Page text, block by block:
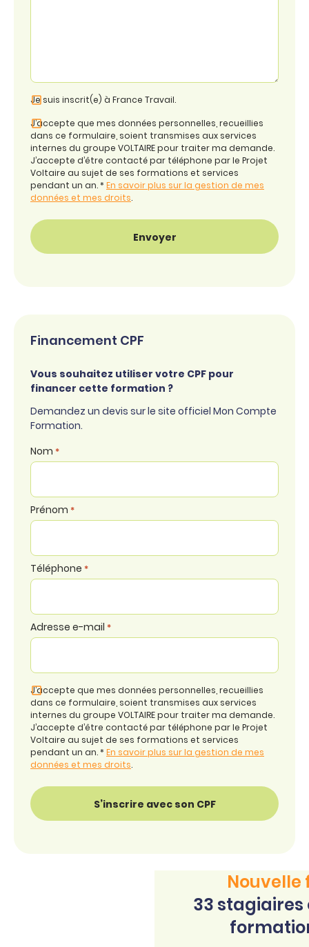
Je suis inscrit(e) à France Travail.
J’accepte que mes données personnelles, recueillies
dans ce formulaire, soient transmises aux services
internes du groupe VOLTAIRE pour traiter ma demande.
J’accepte d’être contacté par téléphone par le Projet
Voltaire au sujet de ses formations et services
pendant un an. * En savoir plus sur la gestion de mes
données et mes droits.
Financement CPF
Vous souhaitez utiliser votre CPF pour
financer cette formation ?
Demandez un devis sur le site officiel Mon Compte
Formation.
Nom *
Prénom *
Téléphone *
Adresse e-mail *
J’accepte que mes données personnelles, recueillies
dans ce formulaire, soient transmises aux services
internes du groupe VOLTAIRE pour traiter ma demande.
J’accepte d’être contacté par téléphone par le Projet
Voltaire au sujet de ses formations et services
pendant un an. * En savoir plus sur la gestion de mes
données et mes droits.
33